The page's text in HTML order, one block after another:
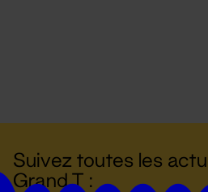
Suivez toutes les
Grand T :